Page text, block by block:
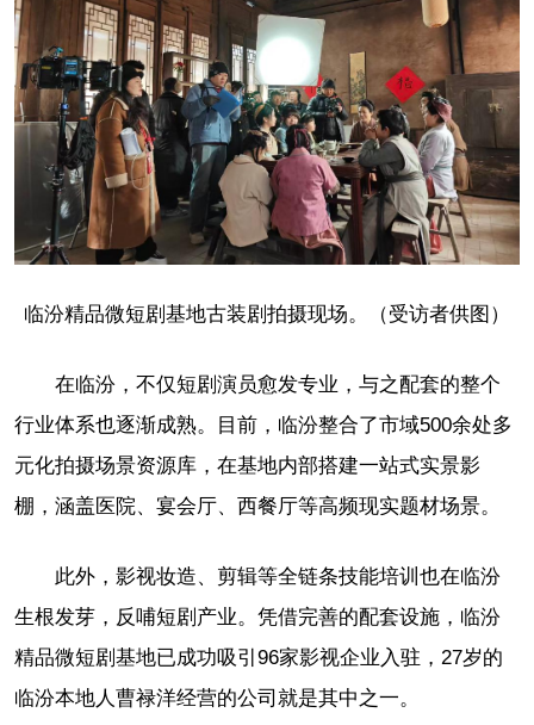
临汾精品微短剧基地古装剧拍摄现场。（受访者供图）
在临汾，不仅短剧演员愈发专业，与之配套的整个
行业体系也逐渐成熟。目前，临汾整合了市域500余处多
元化拍摄场景资源库，在基地内部搭建一站式实景影
棚，涵盖医院、宴会厅、西餐厅等高频现实题材场景。
此外，影视妆造、剪辑等全链条技能培训也在临汾
生根发芽，反哺短剧产业。凭借完善的配套设施，临汾
精品微短剧基地已成功吸引96家影视企业入驻，27岁的
临汾本地人曹禄洋经营的公司就是其中之一。